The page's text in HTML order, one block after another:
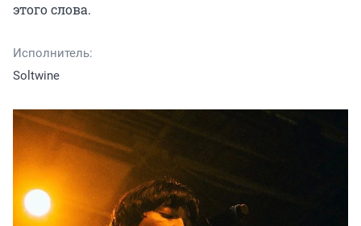
этого слова.
Исполнитель:
Soltwine